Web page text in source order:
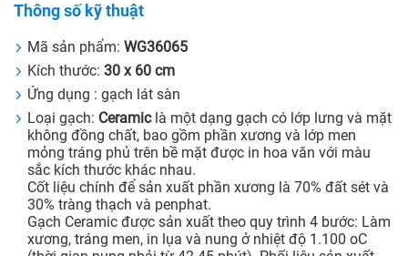
Thông số kỹ thuật
Mã sản phẩm: WG36065
Kích thước: 30 x 60 cm
Ứng dụng : gạch lát sàn
Loại gạch: Ceramiclà một dạng gạch có lớp lưng và mặt
không đồng chất, bao gồm phần xương và lớp men
mỏng tráng phủ trên bề mặt được in hoa văn với màu
sắc kích thước khác nhau.
Cốt liệu chính để sản xuất phần xương là 70% đất sét và
30% tràng thạch và penphat.
Gạch Ceramic được sản xuất theo quy trình 4 bước: Làm
xương, tráng men, in lụa và nung ở nhiệt độ 1.100 oC